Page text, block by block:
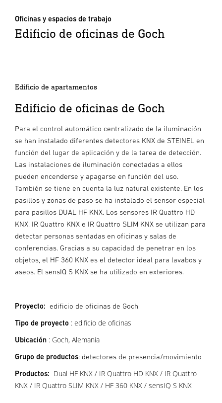
Oficinas y espacios de trabajo
Edificio de oficinas de Goch
Edificio de apartamentos
Edificio de oficinas de Goch
Para el control automático centralizado de la iluminación
se han instalado diferentes detectores KNX de STEINEL en
función del lugar de aplicación y de la tarea de detección.
Las instalaciones de iluminación conectadas a ellos
pueden encenderse y apagarse en función del uso.
También se tiene en cuenta la luz natural existente. En los
pasillos y zonas de paso se ha instalado el sensor especial
para pasillos DUAL HF KNX. Los sensores IR Quattro HD
KNX, IR Quattro KNX e IR Quattro SLIM KNX se utilizan para
detectar personas sentadas en oficinas y salas de
conferencias. Gracias a su capacidad de penetrar en los
objetos, el HF 360 KNX es el detector ideal para lavabos y
aseos. El sensIQ S KNX se ha utilizado en exteriores.
Proyecto: edificio de oficinas de Goch
Tipo de proyecto : edificio de oficinas
Ubicación : Goch, Alemania
Grupo de productos: detectores de presencia/movimiento
Productos: Dual HF KNX / IR Quattro HD KNX / IR Quattro
KNX / IR Quattro SLIM KNX / HF 360 KNX / sensIQ S KNX